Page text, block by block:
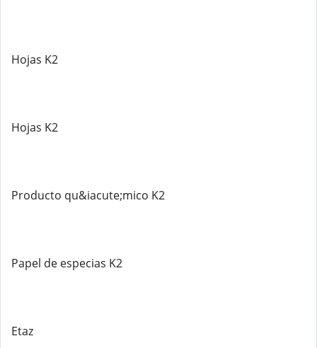
Hojas K2
Hojas K2
Producto qu&iacute;mico K2
Papel de especias K2
Etaz